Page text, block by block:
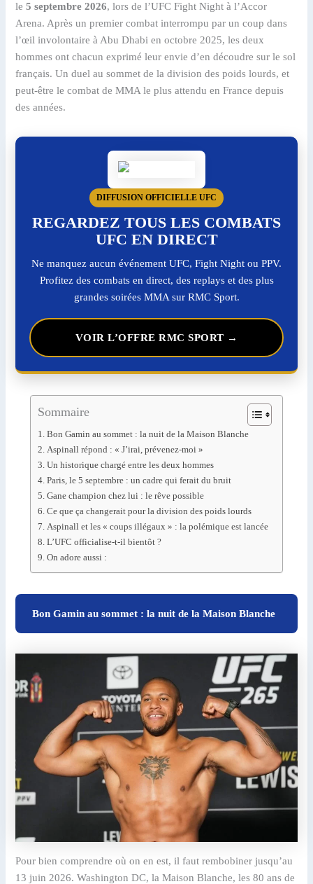
le5 septembre 2026, lors de l’UFC Fight Night à l’Accor
Arena. Après un premier combat interrompu par un coup dans
l’œil involontaire à Abu Dhabi en octobre 2025, les deux
hommes ont chacun exprimé leur envie d’en découdre sur le sol
français. Un duel au sommet de la division des poids lourds, et
peut-être le combat de MMA le plus attendu en France depuis
des années.
DIFFUSION OFFICIELLE UFC
REGARDEZ TOUS LES COMBATS
UFC EN DIRECT
Ne manquez aucun événement UFC, Fight Night ou PPV.
Profitez des combats en direct, des replays et des plus
grandes soirées MMA sur RMC Sport.
VOIR L’OFFRE RMC SPORT →
Sommaire
Bon Gamin au sommet : la nuit de la Maison Blanche
Aspinall répond : « J’irai, prévenez-moi »
Un historique chargé entre les deux hommes
Paris, le 5 septembre : un cadre qui ferait du bruit
Gane champion chez lui : le rêve possible
Ce que ça changerait pour la division des poids lourds
Aspinall et les « coups illégaux » : la polémique est lancée
L’UFC officialise-t-il bientôt ?
On adore aussi :
Bon Gamin au sommet : la nuit de la Maison Blanche
Pour bien comprendre où on en est, il faut rembobiner jusqu’au
13 juin 2026. Washington DC, la Maison Blanche, les 80 ans de